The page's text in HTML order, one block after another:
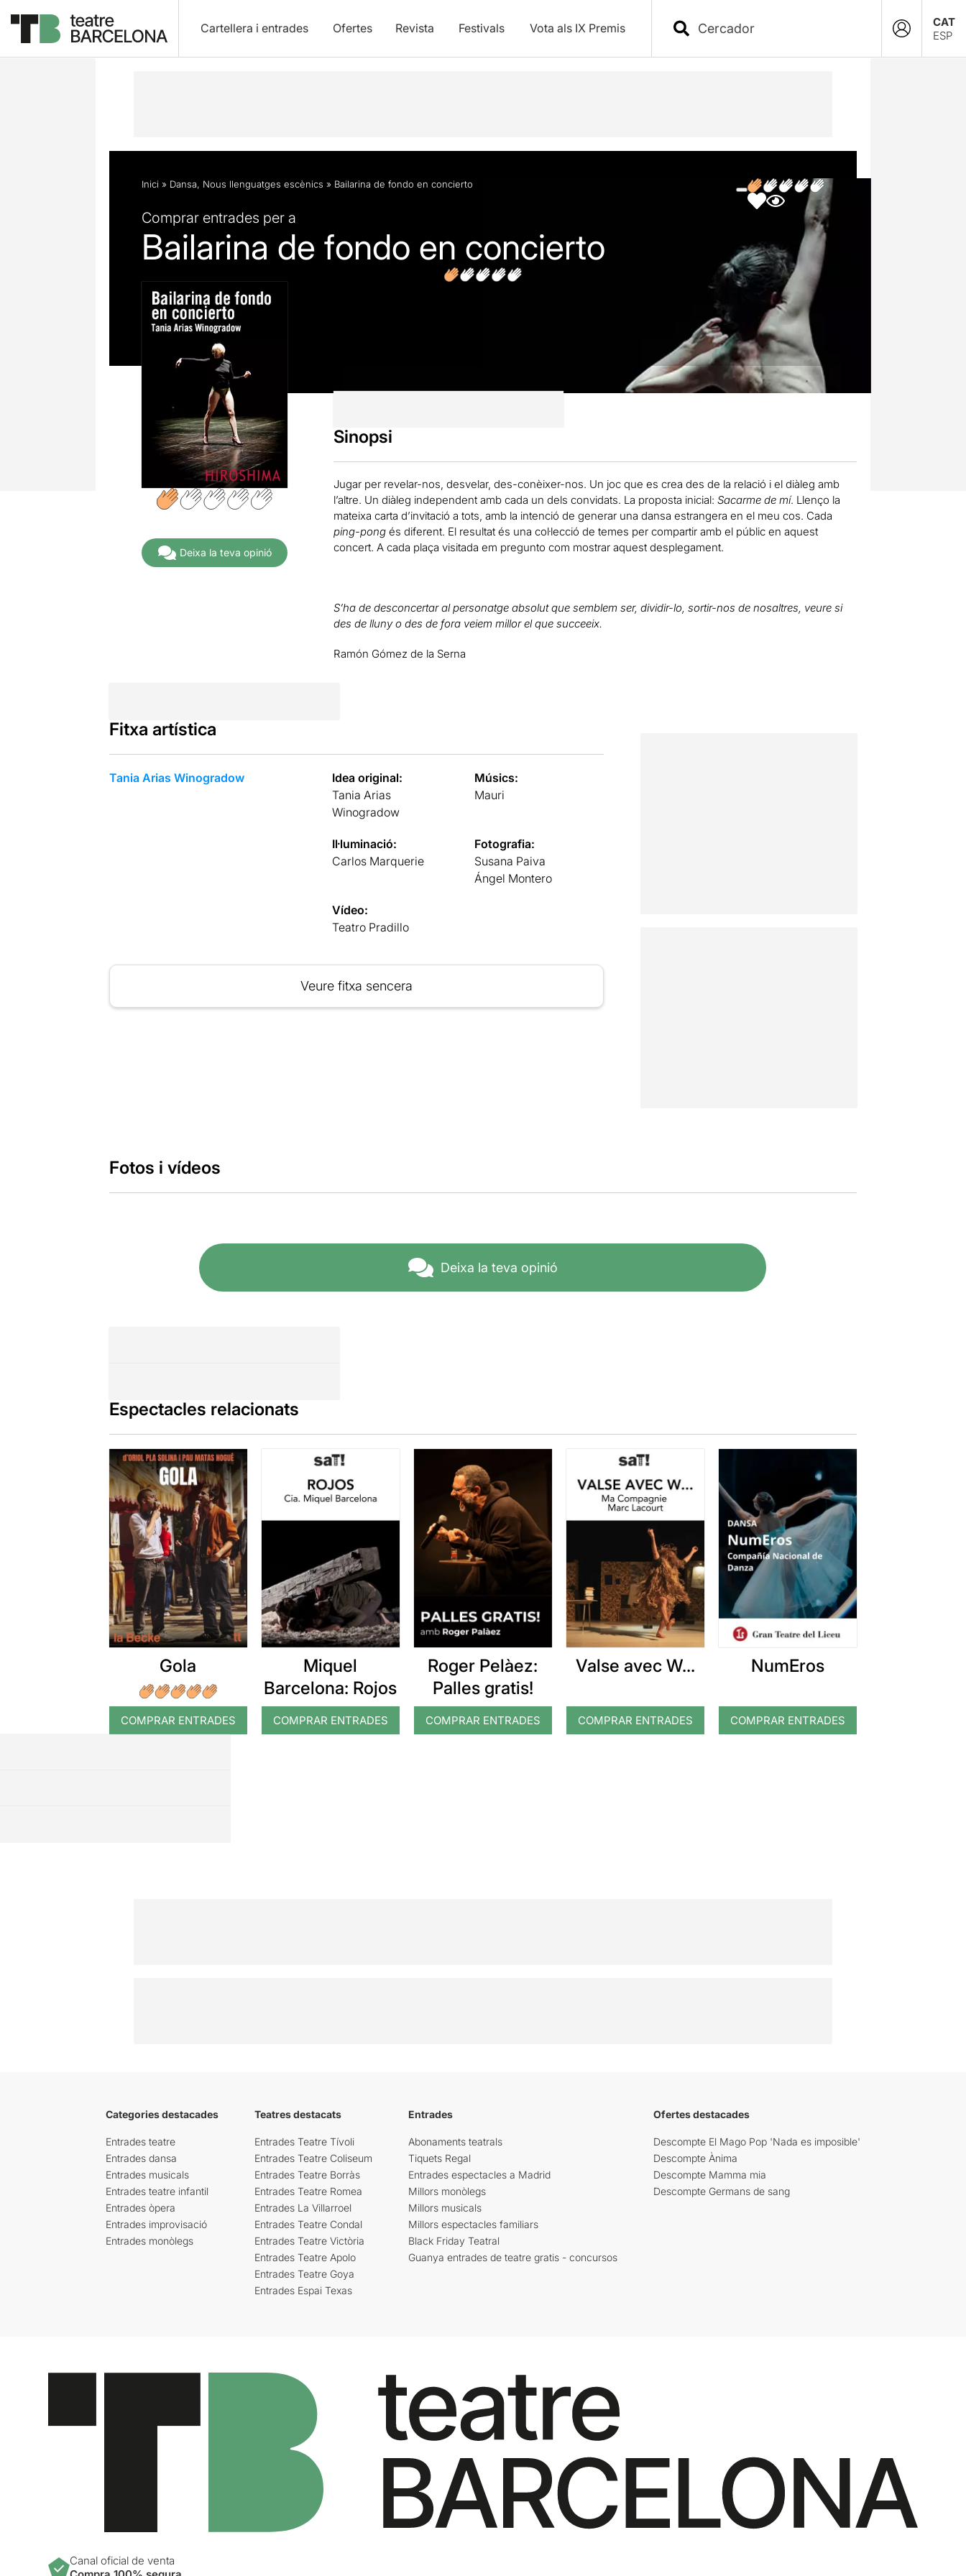
Cartellera i entrades Ofertes Revista Festivals Vota als IX Premis
CAT
ESP
Descripció Fitxa artística Fotos i vídeos
Inici » Dansa, Nous llenguatges escènics » Bailarina de fondo en concierto
Comprar entrades per a
Bailarina de fondo en concierto
Deixa la teva opinió
Sinopsi
Jugar per revelar-nos, desvelar, des-conèixer-nos. Un joc que es crea des de la relació i el diàleg amb
l’altre. Un diàleg independent amb cada un dels convidats. La proposta inicial: Sacarme de mí. Llenço la
mateixa carta d’invitació a tots, amb la intenció de generar una dansa estrangera en el meu cos. Cada
ping-pongés diferent. El resultat és una col·lecció de temes per compartir amb el públic en aquest
concert. A cada plaça visitada em pregunto com mostrar aquest desplegament.
S’ha de desconcertar al personatge absolut que semblem ser, dividir-lo, sortir-nos de nosaltres, veure si
des de lluny o des de fora veiem millor el que succeeix.
Ramón Gómez de la Serna
Fitxa artística
Tania Arias Winogradow
Idea original:
Tania Arias
Winogradow
Músics:
Mauri
Il·luminació:
Carlos Marquerie
Fotografia:
Susana Paiva
Ángel Montero
Vídeo:
Teatro Pradillo
Veure fitxa sencera
Fotos i vídeos
Deixa la teva opinió
Espectacles relacionats
Gola
COMPRAR ENTRADES
Miquel
Barcelona: Rojos
COMPRAR ENTRADES
Roger Pelàez:
Palles gratis!
COMPRAR ENTRADES
Valse avec W...
COMPRAR ENTRADES
NumEros
COMPRAR ENTRADES
Categories destacades
Entrades teatre
Entrades dansa
Entrades musicals
Entrades teatre infantil
Entrades òpera
Entrades improvisació
Entrades monòlegs
Teatres destacats
Entrades Teatre Tívoli
Entrades Teatre Coliseum
Entrades Teatre Borràs
Entrades Teatre Romea
Entrades La Villarroel
Entrades Teatre Condal
Entrades Teatre Victòria
Entrades Teatre Apolo
Entrades Teatre Goya
Entrades Espai Texas
Entrades
Abonaments teatrals
Tiquets Regal
Entrades espectacles a Madrid
Millors monòlegs
Millors musicals
Millors espectacles familiars
Black Friday Teatral
Guanya entrades de teatre gratis - concursos
Ofertes destacades
Descompte El Mago Pop 'Nada es imposible'
Descompte Ànima
Descompte Mamma mia
Descompte Germans de sang
Canal oficial de venta